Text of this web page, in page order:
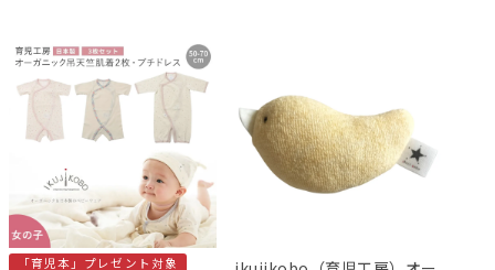
「育児本」プレゼント対象